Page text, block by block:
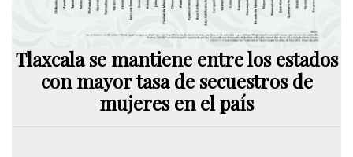
Tlaxcala se mantiene entre los estados
con mayor tasa de secuestros de
mujeres en el país